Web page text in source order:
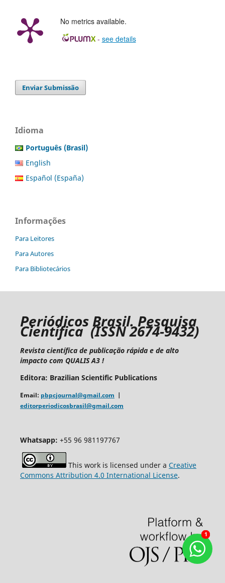
No metrics available.
- see details
Enviar Submissão
Idioma
Português (Brasil)
English
Español (España)
Informações
Para Leitores
Para Autores
Para Bibliotecários
Periódicos Brasil. Pesquisa
Científica (ISSN 2674-9432)
Revista científica de publicação rápida e de alto
impacto com QUALIS A3 !
Editora: Brazilian Scientific Publications
Email: pbpcjournal@gmail.com |
editorperiodicosbrasil@gmail.com
Whatsapp: +55 96 981197767
This work is licensed under a Creative
Commons Attribution 4.0 International License.
1
1